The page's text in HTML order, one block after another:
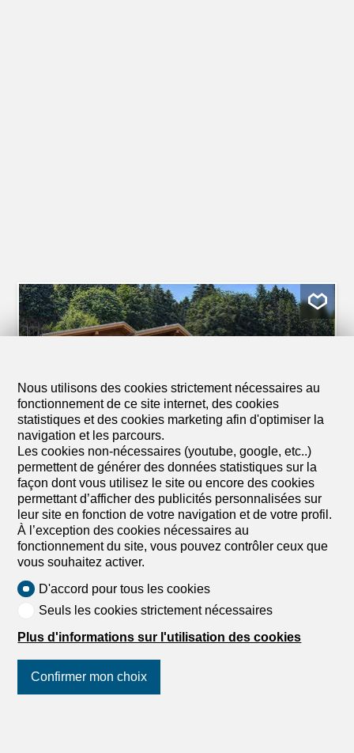
1/6
Villa
Villa de 4.5 pièces en vente à
Les Sciernes-d'Albeuve - 150 m²
CHF 1'280'000.-CHF 8'533.-/m²
Les Sciernes d'Albeuve, 1669 Les Sciernes-
A convenir
Chalet de 4,5 pièces à construire
Nous utilisons des cookies strictement nécessaires au
fonctionnement de ce site internet, des cookies
statistiques et des cookies marketing afin d'optimiser la
navigation et les parcours.
Les cookies non-nécessaires (youtube, google, etc..)
permettent de générer des données statistiques sur la
façon dont vous utilisez le site ou encore des cookies
permettant d’afficher des publicités personnalisées sur
leur site en fonction de votre navigation et de votre profil.
À l’exception des cookies nécessaires au
fonctionnement du site, vous pouvez contrôler ceux que
vous souhaitez activer.
D'accord pour tous les cookies
Seuls les cookies strictement nécessaires
Plus d'informations sur l'utilisation des cookies
Confirmer mon choix